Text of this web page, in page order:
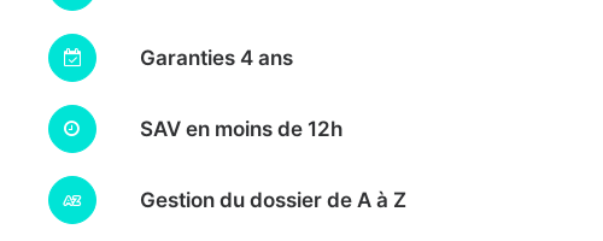
Garanties 4 ans
SAV en moins de 12h
Gestion du dossier de A à Z